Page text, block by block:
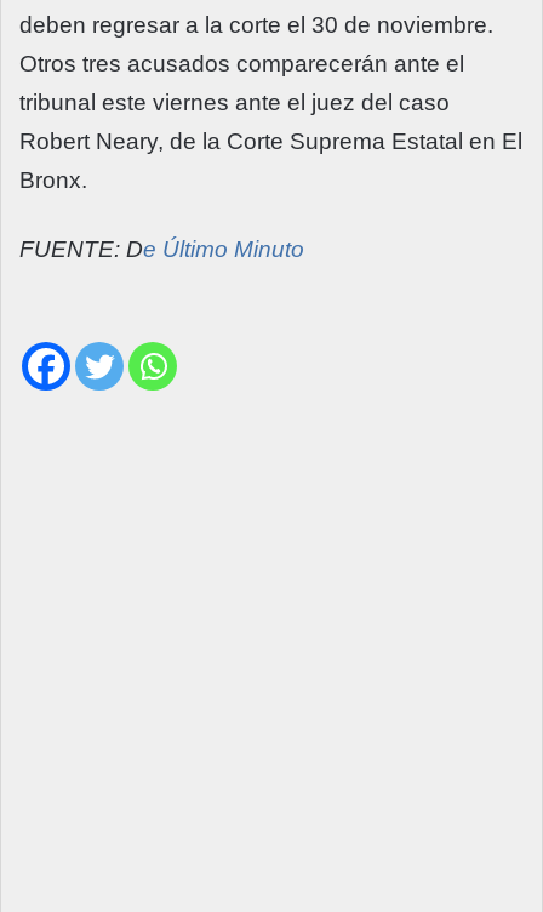
deben regresar a la corte el 30 de noviembre.
Otros tres acusados comparecerán ante el
tribunal este viernes ante el juez del caso
Robert Neary, de la Corte Suprema Estatal en El
Bronx.
FUENTE: De Último Minuto